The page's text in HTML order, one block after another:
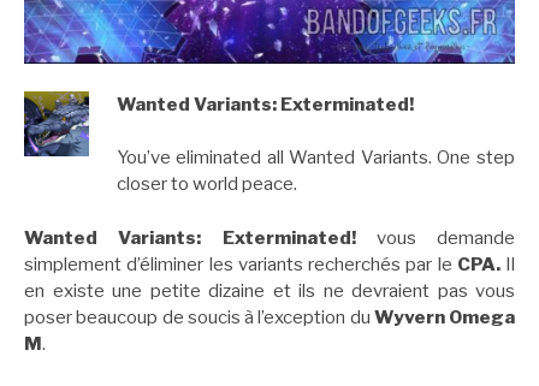
Wanted Variants: Exterminated!
You’ve eliminated all Wanted Variants. One step
closer to world peace.
Wanted Variants: Exterminated!vous demande
simplement d’éliminer les variants recherchés par le CPA.Il
en existe une petite dizaine et ils ne devraient pas vous
poser beaucoup de soucis à l’exception du Wyvern Omega
M.